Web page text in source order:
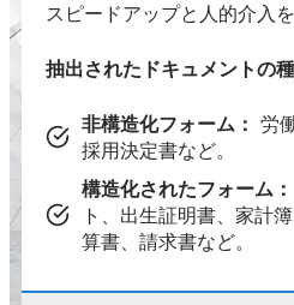
スピードアップと人的介入
抽出されたドキュメントの種
非構造化フォーム： 労
採用決定書など。
構造化されたフォーム：
ト、出生証明書、家計
算書、請求書など。